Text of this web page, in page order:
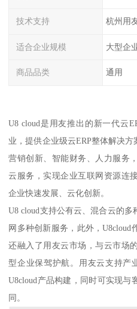
技术支持 杭州用
适合企业规模 大型企
商品品类 通用
U8 cloud是用友推出的新一代云
业，提供企业级云ERP整体解决方
营销创新、智能财务、人力服务
云服务，实现企业互联网资源连
企业快速发展、云化创新。
U8 cloud支持公有云、混合云的
网多种创新服务，此外，U8cloud
还融入了用友云市场，与云市场
型企业保驾护航。用友云支持产
U8cloud产品构建，同时可实现
同。